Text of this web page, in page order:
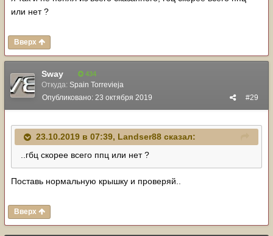
или нет ?
Вверх
Sway 434
Откуда: Spain Torrevieja
#29
Опубликовано: 23 октября 2019
23.10.2019 в 07:39, Landser88 сказал:
..гбц скорее всего ппц или нет ?
Поставь нормальную крышку и проверяй..
Вверх